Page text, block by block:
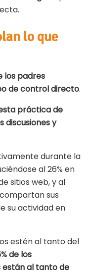
lo que
los padres
de control directo.
práctica de
discusiones y
durante la
al 26% en
sitios web, y al
sus
su actividad en
estén al tanto del
de los
están al tanto de